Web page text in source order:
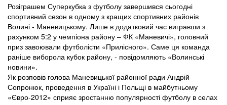
Розіграшем Суперкубка з футболу завершився сьогодні
спортивний сезон в одному з кращих спортивних районів
Волині - Маневицькому. Лише в додатковий час вигравши з
рахунком 5:2 у чемпіона району – ФК «Маневичі», головний
приз завоювали футболісти «Прилісного». Саме ця команда
раніше виборола кубок району, - повідомляють «Волинські
новини».
Як розповів голова Маневицької районної ради Андрій
Сопронюк, проведення в Україні і Польщі в майбутньому
«Євро-2012» сприяє зростанню популярності футболу в селах